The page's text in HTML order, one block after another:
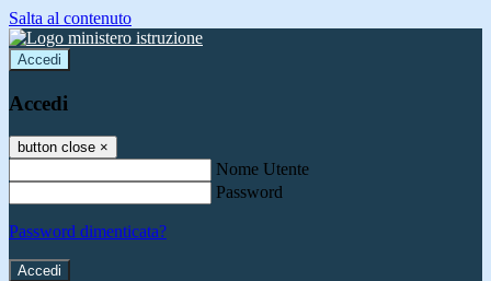
Salta al contenuto
Accedi
Accedi
button close ×
Nome Utente
Password
Password dimenticata?